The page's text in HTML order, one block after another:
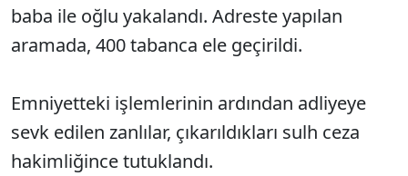
baba ile oğlu yakalandı. Adreste yapılan
aramada, 400 tabanca ele geçirildi.
Emniyetteki işlemlerinin ardından adliyeye
sevk edilen zanlılar, çıkarıldıkları sulh ceza
hakimliğince tutuklandı.